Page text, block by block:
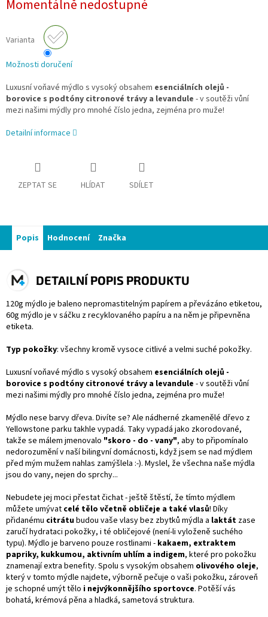
cena:
Momentálně nedostupné
Varianta
Možnosti doručení
Luxusní voňavé mýdlo s vysoký obsahem esenciálních olejů -
borovice s podtóny citronové trávy a levandule - v soutěži vůní
mezi našimi mýdly pro mnohé číslo jedna, zejména pro muže!
Detailní informace
ZEPTAT SE HLÍDAT SDÍLET
Popis Hodnocení Značka
DETAILNÍ POPIS PRODUKTU
120g mýdlo je baleno nepromastitelným papírem a převázáno etiketou,
60g mýdlo je v sáčku z recyklovaného papíru a na něm je připevněna
etiketa.
Typ pokožky: všechny kromě vysoce citlivé a velmi suché pokožky.
Luxusní voňavé mýdlo s vysoký obsahem esenciálních olejů -
borovice s podtóny citronové trávy a levandule - v soutěži vůní
mezi našimi mýdly pro mnohé číslo jedna, zejména pro muže!
Mýdlo nese barvy dřeva. Divíte se? Ale nádherné zkamenělé dřevo z
Yellowstone parku takhle vypadá. Taky vypadá jako zkorodované,
takže se málem jmenovalo "skoro - do - vany", aby to připomínalo
nedorozumění v naší bilingvní domácnosti, když jsem se nad mýdlem
před mým mužem nahlas zamýšlela :-). Myslel, že všechna naše mýdla
jsou do vany, nejen do sprchy...
Nebudete jej moci přestat čichat - ještě štěstí, že tímto mýdlem
můžete umývat celé tělo včetně obličeje a také vlasů! Díky
přidanému citrátubudou vaše vlasy bez zbytků mýdla a laktát zase
zaručí hydrataci pokožky, i té obličejové (není-li vyloženě suchého
typu). Mýdlo je barveno pouze rostlinami - kakaem, extraktem
papriky, kukkumou, aktivním uhlím a indigem, které pro pokožku
znamenají extra benefity. Spolu s vysokým obsahem olivového oleje,
který v tomto mýdle najdete, výborně pečuje o vaši pokožku, zároveň
je schopné umýt tělo i nejvýkonnějšího sportovce. Potěší vás
bohatá, krémová pěna a hladká, sametová struktura.